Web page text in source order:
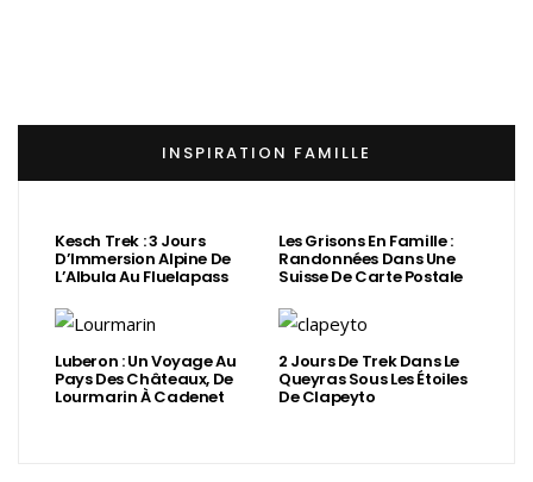
INSPIRATION FAMILLE
Kesch Trek : 3 Jours
D’Immersion Alpine De
L’Albula Au Fluelapass
Les Grisons En Famille :
Randonnées Dans Une
Suisse De Carte Postale
Luberon : Un Voyage Au
Pays Des Châteaux, De
Lourmarin À Cadenet
2 Jours De Trek Dans Le
Queyras Sous Les Étoiles
De Clapeyto